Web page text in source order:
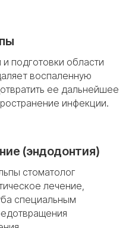
подготовки области
воспаленную
ее дальнейшее
инфекции.
(эндодонтия)
стоматолог
лечение,
специальным